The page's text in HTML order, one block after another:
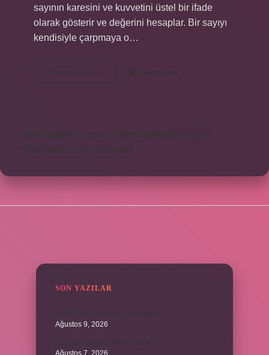
sayının karesini ve kuvvetini üstel bir ifade
olarak gösterir ve değerini hesaplar. Bir sayıyı
kendisiyle çarpmaya o…
Devamını okuyun
Mü
Yorum Bırak
https://safderun.com.tr
https://sokoglam.com.tr
https://sinto.com.tr Sitemap
SON YAZILAR
Ağustos 9, 2026
Ağustos 7, 2026